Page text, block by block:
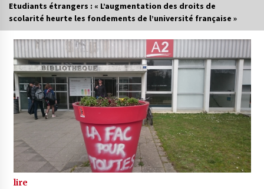
Etudiants étrangers : « L’augmentation des droits de
scolarité heurte les fondements de l’université française »
lire